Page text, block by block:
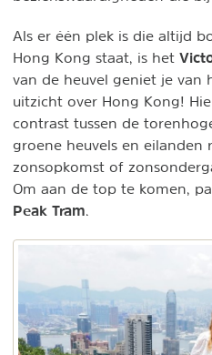
Als er één plek is die altijd
Hong Kong staat, is het
van de heuvel geniet je van
uitzicht over Hong Kong!
contrast tussen de
groene heuvels en eilanden
zonsopkomst of
Om aan de top te komen,
Peak Tram.